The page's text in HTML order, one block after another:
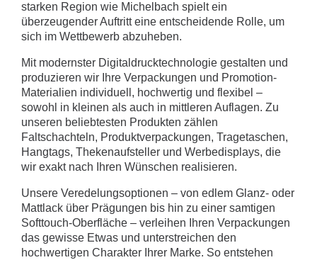
starken Region wie Michelbach spielt ein
überzeugender Auftritt eine entscheidende Rolle, um
sich im Wettbewerb abzuheben.
Mit modernster Digitaldrucktechnologie gestalten und
produzieren wir Ihre Verpackungen und Promotion-
Materialien individuell, hochwertig und flexibel –
sowohl in kleinen als auch in mittleren Auflagen. Zu
unseren beliebtesten Produkten zählen
Faltschachteln, Produktverpackungen, Tragetaschen,
Hangtags, Thekenaufsteller und Werbedisplays, die
wir exakt nach Ihren Wünschen realisieren.
Unsere Veredelungsoptionen – von edlem Glanz- oder
Mattlack über Prägungen bis hin zu einer samtigen
Softtouch-Oberfläche – verleihen Ihren Verpackungen
das gewisse Etwas und unterstreichen den
hochwertigen Charakter Ihrer Marke. So entstehen